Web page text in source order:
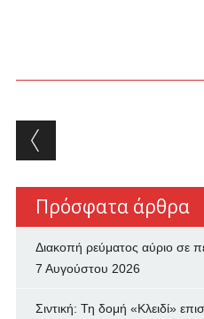
Post
Πρόσφατα άρθρα
Διακοπή ρεύματος αύριο σε
7 Αυγούστου 2026
Σιντική: Τη δομή «Κλειδί»